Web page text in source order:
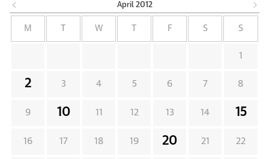
April 2012
M W F S S
1
2 3 4 5 6 7 8
9 10 11 12 13 14 15
16 17 18 19 20 21 22